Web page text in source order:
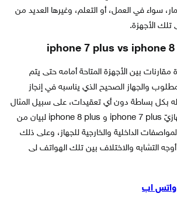
سواء في العمل، أو التعلم، وغيرها العديد من
تلك الأجهزة.
بين الأجهزة المتاحة أمامه حتى يتم
والجهاز الصحيح الذي يناسبه في إنجاز
بكل بساطة دون أي تعقيدات، على سبيل المثال
يتم عقد مقارنة بين جهازيّ iphone 7 plus و iphone 8 plus لبيان من
الداخلية والخارجية للجهاز، وعلى ذلك
أوجه التشابه والاختلاف بين تلك الهواتف لى
واتس اب